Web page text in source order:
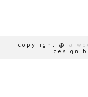
copyright @ a
design